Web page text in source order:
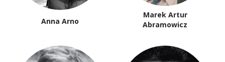
Anna Arno
Marek Artur
Abramowicz